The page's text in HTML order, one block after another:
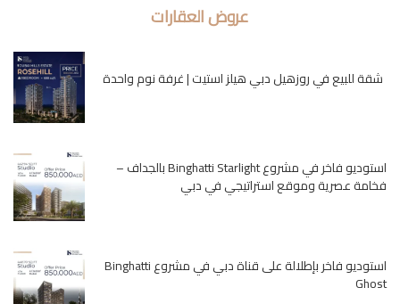
عروض العقارات
شقة للبيع في روزهيل دبي هيلز استيت | غرفة نوم واحدة
استوديو فاخر في مشروع Binghatti Starlight بالجداف –
فخامة عصرية وموقع استراتيجي في دبي
استوديو فاخر بإطلالة على قناة دبي في مشروع Binghatti
Ghost